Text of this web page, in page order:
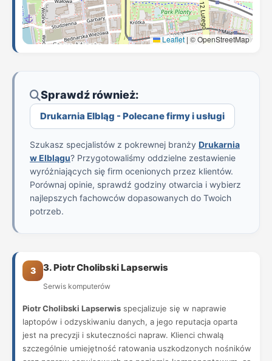
Leaflet | © OpenStreetMap
Sprawdź również:
Drukarnia Elbląg - Polecane firmy i usługi
Szukasz specjalistów z pokrewnej branży Drukarnia
w Elblągu? Przygotowaliśmy oddzielne zestawienie
wyróżniających się firm ocenionych przez klientów.
Porównaj opinie, sprawdź godziny otwarcia i wybierz
najlepszych fachowców dopasowanych do Twoich
potrzeb.
3 3. Piotr Cholibski Lapserwis
Serwis komputerów
Piotr Cholibski Lapserwis specjalizuje się w naprawie
laptopów i odzyskiwaniu danych, a jego reputacja oparta
jest na precyzji i skuteczności napraw. Klienci chwalą
szczególnie umiejętność ratowania uszkodzonych nośników